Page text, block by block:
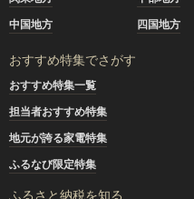
中国地方
四国地方
おすすめ特集でさがす
おすすめ特集一覧
担当者おすすめ特集
地元が誇る家電特集
ふるなび限定特集
ふるさと納税を知る